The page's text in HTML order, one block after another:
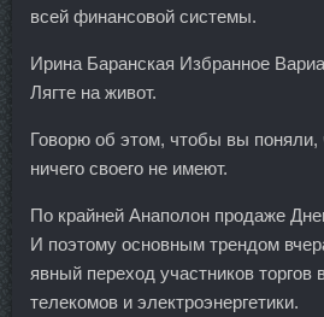
всей финансовой системы.
Ирина Баранская Избранное
Лягте на живот.
Говорю об этом, чтобы вы поняли,
ничего своего не имеют.
По крайней Анаполон продаже
И поэтому основным трендом
явный переход участников торгов
телекомов и электроэнергетики.